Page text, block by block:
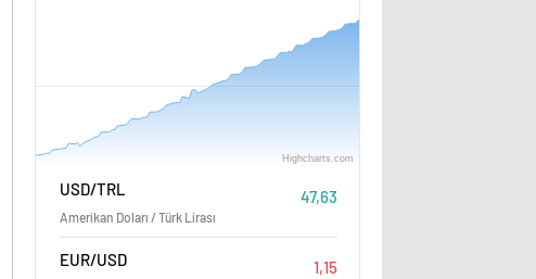
Mayıs '26
Highcharts.com
USD/TRL
Amerikan Doları / Türk Lirası
47,63
EUR/USD 1,15